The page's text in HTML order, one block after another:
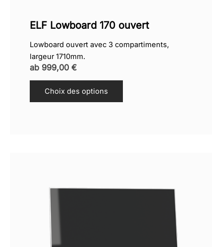
ELF Lowboard 170 ouvert
Lowboard ouvert avec 3 compartiments,
largeur 1710mm.
ab 999,00 €
Choix des options